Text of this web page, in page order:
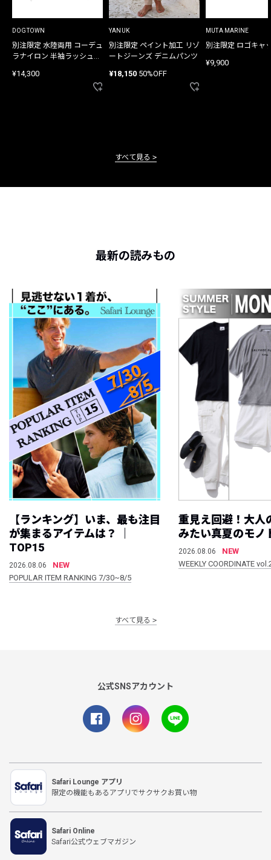
DOGTOWN
別注限定 水陸両用 コーデュ
ラナイロン 半袖ラッシュガ
¥14,300
YANUK
別注限定 ペイント加工 リゾ
ートジーンズ デニムパンツ
¥18,150 50%OFF
MUTA MARINE
別注限定 ロゴキャ
¥9,900
すべて見る
最新の読みもの
【ランキング】いま、最も注目
が集まるアイテムは？ ｜
TOP15
2026.08.06
NEW
POPULAR ITEM RANKING 7/30~8/5
重見え回避！大人
みたい真夏のモノ
2026.08.06
NEW
WEEKLY COORDINATE
すべて見る
公式SNSアカウント
Safari Lounge アプリ
限定の機能もあるアプリでサクサクお買い物
Safari Online
Safari公式ウェブマガジン